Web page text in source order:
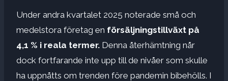
Under andra kvartalet 2025 noterade små och
medelstora företag en försäljningstillväxt på
4,1 % i reala termer. Denna återhämtning når
dock fortfarande inte upp till de nivåer som skulle
ha uppnåtts om trenden före pandemin bibehölls. I